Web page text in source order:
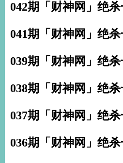
042期「财神网」绝
041期「财神网」绝
039期「财神网」绝
038期「财神网」绝
037期「财神网」绝
036期「财神网」绝